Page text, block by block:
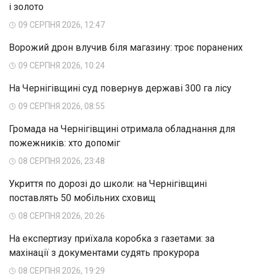
і золото
09 СЕРПНЯ 2026, 12:47
Ворожий дрон влучив біля магазину: троє поранених
09 СЕРПНЯ 2026, 10:24
На Чернігівщині суд повернув державі 300 га лісу
09 СЕРПНЯ 2026, 08:55
Громада на Чернігівщині отримала обладнання для
пожежників: хто допоміг
08 СЕРПНЯ 2026, 23:48
Укриття по дорозі до школи: на Чернігівщині
поставлять 50 мобільних сховищ
08 СЕРПНЯ 2026, 20:26
На експертизу приїхала коробка з газетами: за
махінації з документами судять прокурора
08 СЕРПНЯ 2026, 19:29